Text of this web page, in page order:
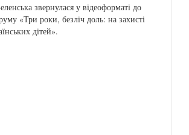
звернулася у відеоформаті до
«Три роки, безліч доль: на захисті
дітей».